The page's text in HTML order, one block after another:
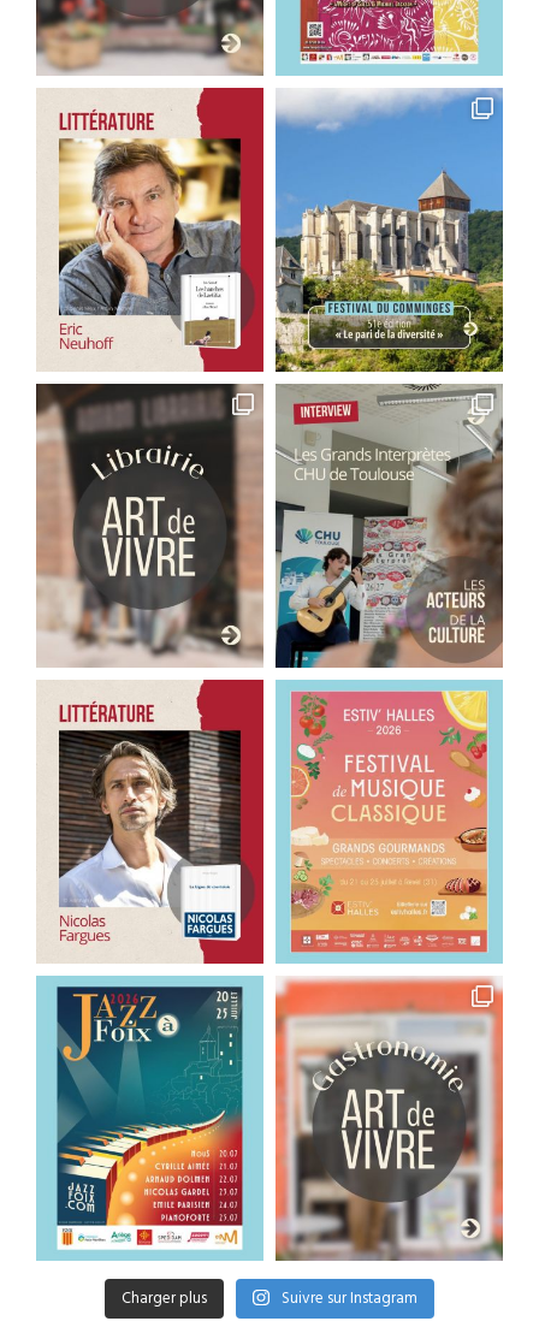
Charger plus Suivre sur Instagram